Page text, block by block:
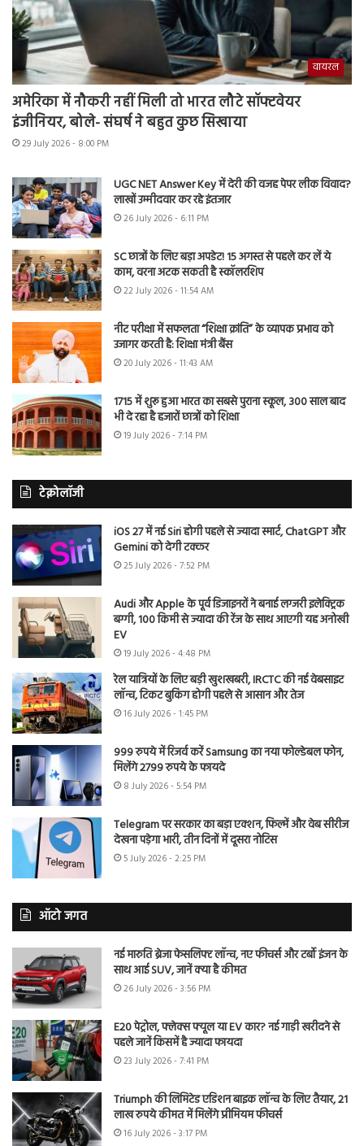
वायरल
अमेरिका में नौकरी नहीं मिली तो भारत लौटे सॉफ्टवेयर
इंजीनियर, बोले- संघर्ष ने बहुत कुछ सिखाया
29 July 2026 - 8:00 PM
UGC NET Answer Key में देरी की वजह पेपर लीक विवाद?
लाखों उम्मीदवार कर रहे इंतजार
26 July 2026 - 6:11 PM
SC छात्रों के लिए बड़ा अपडेट! 15 अगस्त से पहले कर लें ये
काम, वरना अटक सकती है स्कॉलरशिप
22 July 2026 - 11:54 AM
नीट परीक्षा में सफलता “शिक्षा क्रांति” के व्यापक प्रभाव को
उजागर करती है: शिक्षा मंत्री बैंस
20 July 2026 - 11:43 AM
1715 में शुरू हुआ भारत का सबसे पुराना स्कूल, 300 साल बाद
भी दे रहा है हजारों छात्रों को शिक्षा
19 July 2026 - 7:14 PM
टेक्नोलॉजी
iOS 27 में नई Siri होगी पहले से ज्यादा स्मार्ट, ChatGPT और
Gemini को देगी टक्कर
25 July 2026 - 7:52 PM
Audi और Apple के पूर्व डिजाइनरों ने बनाई लग्जरी इलेक्ट्रिक
बग्गी, 100 किमी से ज्यादा की रेंज के साथ आएगी यह अनोखी
EV
19 July 2026 - 4:48 PM
रेल यात्रियों के लिए बड़ी खुशखबरी, IRCTC की नई वेबसाइट
लॉन्च, टिकट बुकिंग होगी पहले से आसान और तेज
16 July 2026 - 1:45 PM
999 रुपये में रिजर्व करें Samsung का नया फोल्डेबल फोन,
मिलेंगे 2799 रुपये के फायदे
8 July 2026 - 5:54 PM
Telegram पर सरकार का बड़ा एक्शन, फिल्में और वेब सीरीज
देखना पड़ेगा भारी, तीन दिनों में दूसरा नोटिस
5 July 2026 - 2:25 PM
ऑटो जगत
नई मारुति ब्रेजा फेसलिफ्ट लॉन्च, नए फीचर्स और टर्बो इंजन के
साथ आई SUV, जानें क्या है कीमत
26 July 2026 - 3:56 PM
E20 पेट्रोल, फ्लेक्स फ्यूल या EV कार? नई गाड़ी खरीदने से
पहले जानें किसमें है ज्यादा फायदा
23 July 2026 - 7:41 PM
Triumph की लिमिटेड एडिशन बाइक लॉन्च के लिए तैयार, 21
लाख रुपये कीमत में मिलेंगे प्रीमियम फीचर्स
16 July 2026 - 3:17 PM